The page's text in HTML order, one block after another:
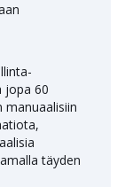
jopa 60
manuaalisiin
täyden